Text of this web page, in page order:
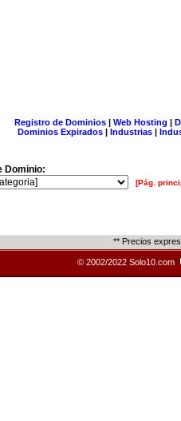
Registro de Dominios| Web Hosting |
Dominios Expirados | Industrias |
Dominio:
[Pág.
** Precios
© 2002/2022 Solo10.com